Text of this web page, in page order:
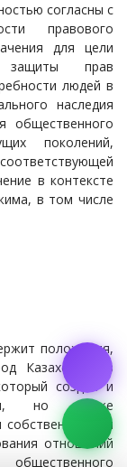
согласны с
правового
для цели
защиты прав
людей в
наследия
общественного
поколений,
в контексте
в том числе
положения,
Казахстана в
создал и
но также
и
отношений
общественного